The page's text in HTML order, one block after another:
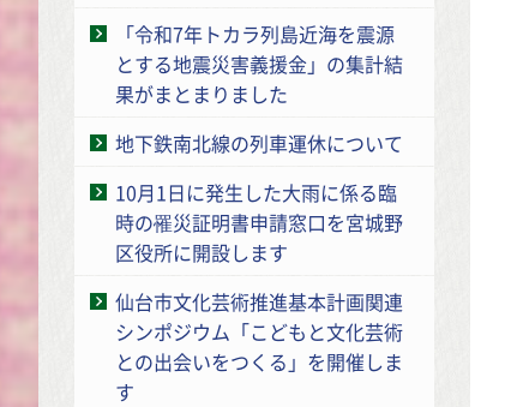
「令和7年トカラ列島近海を震源
とする地震災害義援金」の集計結
果がまとまりました
地下鉄南北線の列車運休について
10月1日に発生した大雨に係る臨
時の罹災証明書申請窓口を宮城野
区役所に開設します
仙台市文化芸術推進基本計画関連
シンポジウム「こどもと文化芸術
との出会いをつくる」を開催しま
す